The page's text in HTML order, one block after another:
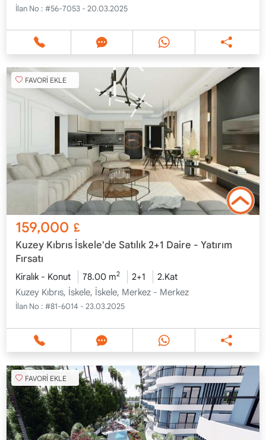
İlan No : #56-7053 - 20.03.2025
FAVORİ EKLE
159,000 £
Kuzey Kıbrıs İskele'de Satılık 2+1 Daire - Yatırım
Fırsatı
Kiralık - Konut 78.00 m2 2+1
2.Kat
Kuzey Kıbrıs, İskele, İskele, Merkez - Merkez
İlan No : #81-6014 - 23.03.2025
FAVORİ EKLE